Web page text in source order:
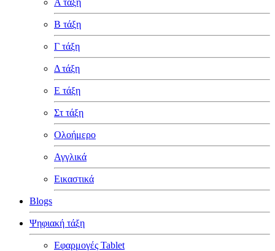
Α τάξη
Β τάξη
Γ τάξη
Δ τάξη
Ε τάξη
Στ τάξη
Ολοήμερο
Αγγλικά
Εικαστικά
Blogs
Ψηφιακή τάξη
Εφαρμογές Tablet